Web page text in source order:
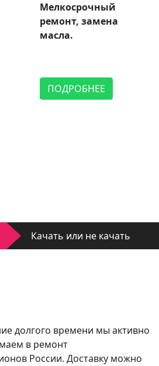
Мелкосрочный
ремонт, замена
масла.
ПОДРОБНЕЕ
Качать или не качать
долгого времени мы активно
в ремонт
России. Доставку можно